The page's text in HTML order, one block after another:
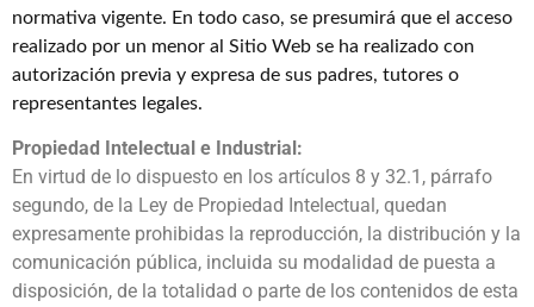
normativa vigente. En todo caso, se presumirá que el acceso
realizado por un menor al Sitio Web se ha realizado con
autorización previa y expresa de sus padres, tutores o
representantes legales.
Propiedad Intelectual e Industrial:
En virtud de lo dispuesto en los artículos 8 y 32.1, párrafo
segundo, de la Ley de Propiedad Intelectual, quedan
expresamente prohibidas la reproducción, la distribución y la
comunicación pública, incluida su modalidad de puesta a
disposición, de la totalidad o parte de los contenidos de esta